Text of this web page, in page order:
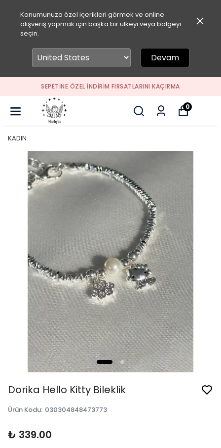
Konumunuza özel içerikleri görmek ve online
alışveriş yapmak için başka bir ülkeyi veya bölgeyi
seçin.
Devam
SEPETİNE ÖZEL İNDİRİM FIRSATLARINI KAÇIRMA
0
KADIN
Dorika Hello Kitty Bileklik
Ürün Kodu: 030304848473773
₺ 339.00